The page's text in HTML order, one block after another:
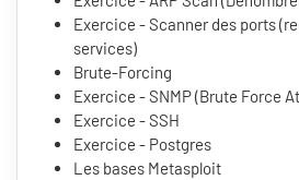
Exercice - Scanner des ports
services)
Brute-Forcing
Exercice - SNMP (Brute Force
Exercice - SSH
Exercice - Postgres
Les bases Metasploit